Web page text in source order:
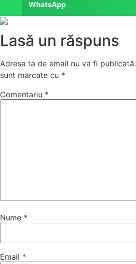
WhatsApp
Lasă un răspuns
Adresa ta de email nu va fi publicată.
sunt marcate cu *
Comentariu *
Nume *
Email *